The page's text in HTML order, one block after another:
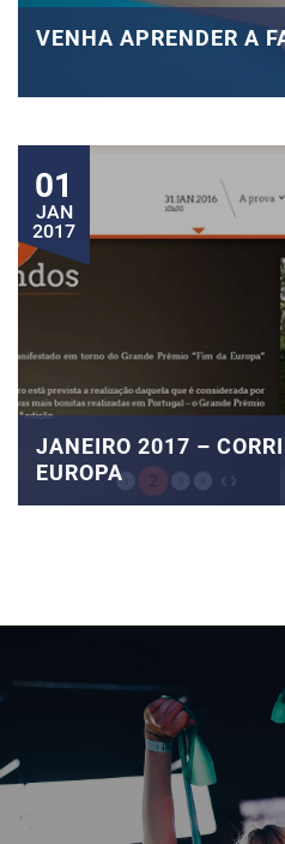
VENHA APRENDER A
01
JAN
2017
JANEIRO 2017 –
EUROPA